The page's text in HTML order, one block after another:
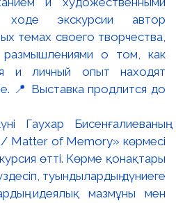
Гаухар Бисенғалиеваның
Matter of Memory» көрмесі
өтті. Көрме қонақтары
туындылардың дүниеге
идеялық мазмұны мен